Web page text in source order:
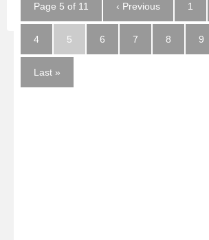
Page 5 of 11 ‹ Previous 1
4 5 6 7 8 9
Last »